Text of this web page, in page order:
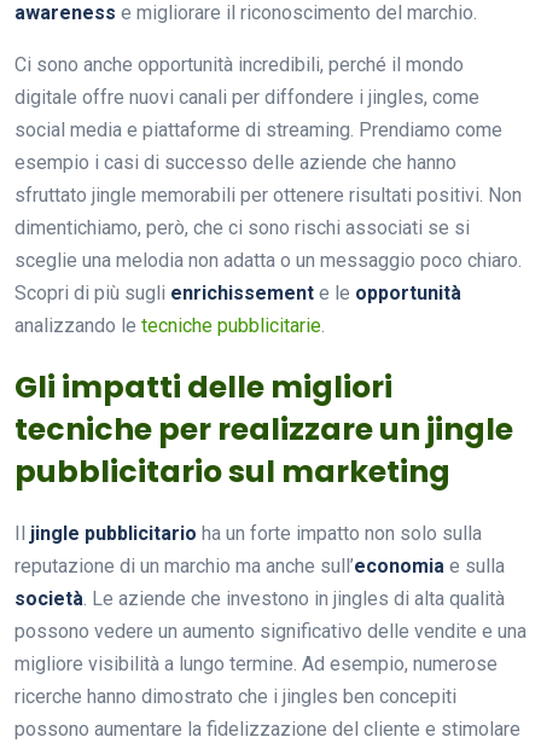
awareness e migliorare il riconoscimento del marchio.
Ci sono anche opportunità incredibili, perché il mondo
digitale offre nuovi canali per diffondere i jingles, come
social media e piattaforme di streaming. Prendiamo come
esempio i casi di successo delle aziende che hanno
sfruttato jingle memorabili per ottenere risultati positivi. Non
dimentichiamo, però, che ci sono rischi associati se si
sceglie una melodia non adatta o un messaggio poco chiaro.
Scopri di più sugli enrichissement e le opportunità
analizzando le tecniche pubblicitarie.
Gli impatti delle migliori
tecniche per realizzare un jingle
pubblicitario sul marketing
jingle pubblicitario ha un forte impatto non solo sulla
reputazione di un marchio ma anche sull’economia e sulla
società. Le aziende che investono in jingles di alta qualità
possono vedere un aumento significativo delle vendite e una
migliore visibilità a lungo termine. Ad esempio, numerose
ricerche hanno dimostrato che i jingles ben concepiti
possono aumentare la fidelizzazione del cliente e stimolare